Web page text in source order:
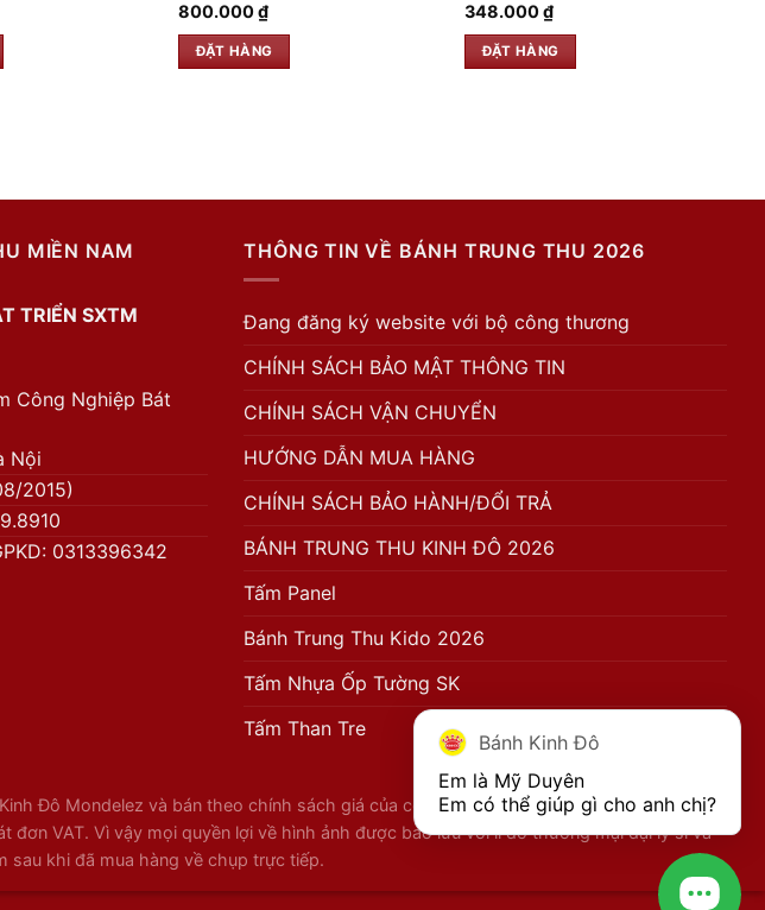
800.000₫
ĐẶT HÀNG
348.000₫
ĐẶT HÀNG
MIỀN NAM
TRIỂN SXTM
Công Nghiệp Bát
Nội
2015)
0313396342
THÔNG TIN VỀ BÁNH TRUNG THU 2026
Đang đăng ký website với bộ công thương
CHÍNH SÁCH BẢO MẬT THÔNG TIN
CHÍNH SÁCH VẬN CHUYỂN
HƯỚNG DẪN MUA HÀNG
CHÍNH SÁCH BẢO HÀNH/ĐỔI TRẢ
BÁNH TRUNG THU KINH ĐÔ 2026
Tấm Panel
Bánh Trung Thu Kido 2026
Tấm Nhựa Ốp Tường SK
Tấm Than Tre
Đô Mondelez và bán theo chính sách giá của công ty với đầy đủ các thông tin về sản
VAT. Vì vậy mọi quyền lợi về hình ảnh được bảo lưu với lí do thương mại đại lý sỉ và
sau khi đã mua hàng về chụp trực tiếp.
Bánh Kinh Đô
Em là Mỹ Duyên
Em có thể giúp gì cho anh chị?